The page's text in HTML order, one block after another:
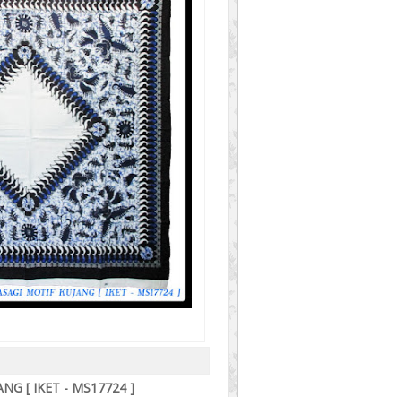
[ IKET - MS17724 ]